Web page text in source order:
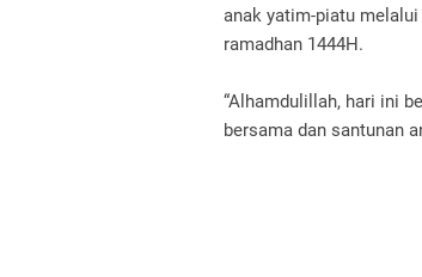
anak yatim-piatu
ramadhan 1444H.
“Alhamdulillah, hari ini
bersama dan santunan